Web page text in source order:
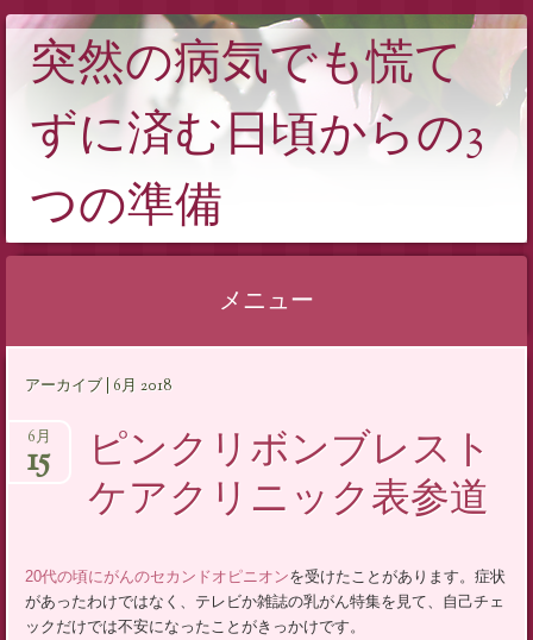
突然の病気でも慌て
ずに済む日頃からの3
つの準備
メニュー
アーカイブ | 6月 2018
ピンクリボンブレスト
ケアクリニック表参道
6月
15
20代の頃に がんのセカンドオピニオンを受けたことがあります。症状
があったわけではなく、テレビか雑誌の乳がん特集を見て、自己チェ
ックだけでは不安になったことがきっかけです。